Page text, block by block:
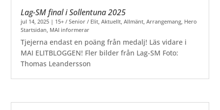
Lag-SM final i Sollentuna 2025
jul 14, 2025 | 15+ / Senior / Elit,Aktuellt,Allmänt,Arrangemang, Hero
Startsidan, MAI informerar
Tjejerna endast en poäng från medalj! Läs vidare i
MAI ELITBLOGGEN! Fler bilder från Lag-SM Foto:
Thomas Leandersson